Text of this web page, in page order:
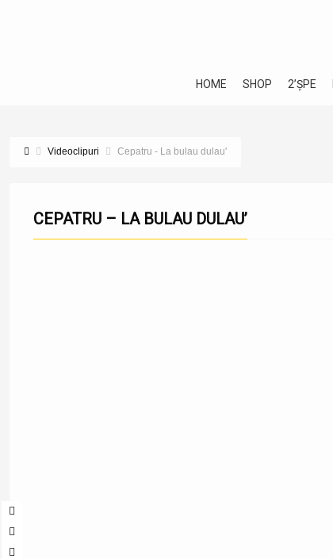
HOME SHOP 2’ȘPE
Videoclipuri Cepatru - La bulau dulau'
CEPATRU – LA BULAU DULAU’